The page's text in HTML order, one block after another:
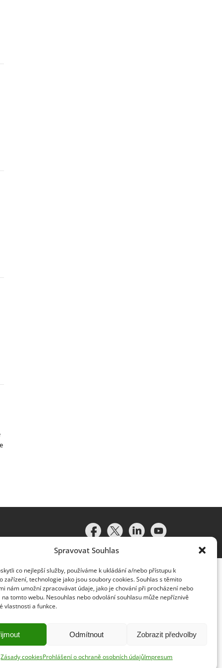
Spravovat Souhlas
co nejlepší služby, používáme k ukládání a/nebo přístupu k
zařízení, technologie jako jsou soubory cookies. Souhlas s těmito
nám umožní zpracovávat údaje, jako je chování při procházení nebo
na tomto webu. Nesouhlas nebo odvolání souhlasu může nepříznivě
vlastnosti a funkce.
Odmítnout Zobrazit předvolby
Zásady cookiesProhlášení o ochraně osobních údajůImpresum
právním subjektem, který není oprávněn zavazovat nebo
společnost a přidružený subjekt nese odpovědnost pouze
neposkytuje. Více informací najdete na adrese